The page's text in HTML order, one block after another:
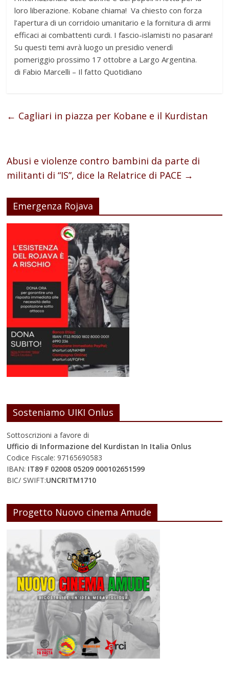
loro liberazione. Kobane chiama! Va chiesto con forza
l’apertura di un corridoio umanitario e la fornitura di armi
efficaci ai combattenti curdi. I fascio-islamisti no pasaran!
Su questi temi avrà luogo un presidio venerdì
pomeriggio prossimo 17 ottobre a Largo Argentina.
di Fabio Marcelli – Il fatto Quotidiano
← Cagliari in piazza per Kobane e il Kurdistan
Abusi e violenze contro bambini da parte di
militanti di “IS”, dice la Relatrice di PACE →
Emergenza Rojava
Sosteniamo UIKI Onlus
Sottoscrizioni a favore di
Ufficio di Informazione del Kurdistan In Italia Onlus
Codice Fiscale: 97165690583
IBAN: IT89 F 02008 05209 000102651599
BIC/ SWIFT:UNCRITM1710
Progetto Nuovo cinema Amude